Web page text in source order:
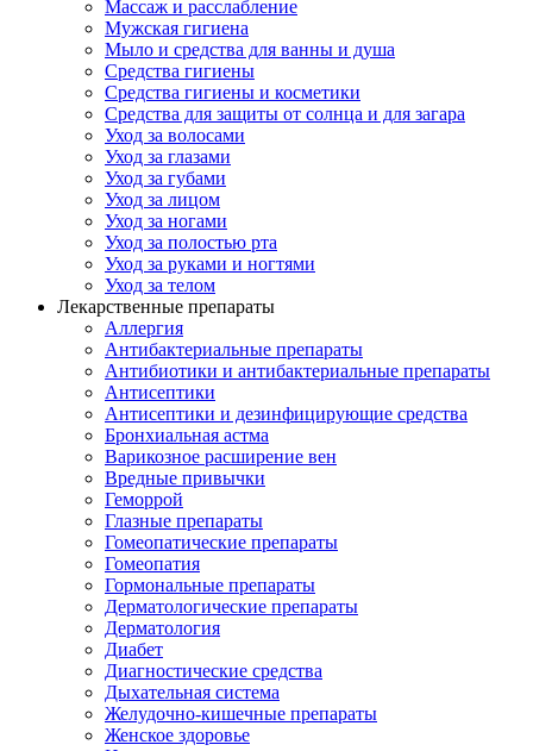
Массаж и расслабление
Мужская гигиена
Мыло и средства для ванны и душа
Средства гигиены
Средства гигиены и косметики
Средства для защиты от солнца и для загара
Уход за волосами
Уход за глазами
Уход за губами
Уход за лицом
Уход за ногами
Уход за полостью рта
Уход за руками и ногтями
Уход за телом
Лекарственные препараты
Аллергия
Антибактериальные препараты
Антибиотики и антибактериальные препараты
Антисептики
Антисептики и дезинфицирующие средства
Бронхиальная астма
Варикозное расширение вен
Вредные привычки
Геморрой
Глазные препараты
Гомеопатические препараты
Гомеопатия
Гормональные препараты
Дерматологические препараты
Дерматология
Диабет
Диагностические средства
Дыхательная система
Желудочно-кишечные препараты
Женское здоровье